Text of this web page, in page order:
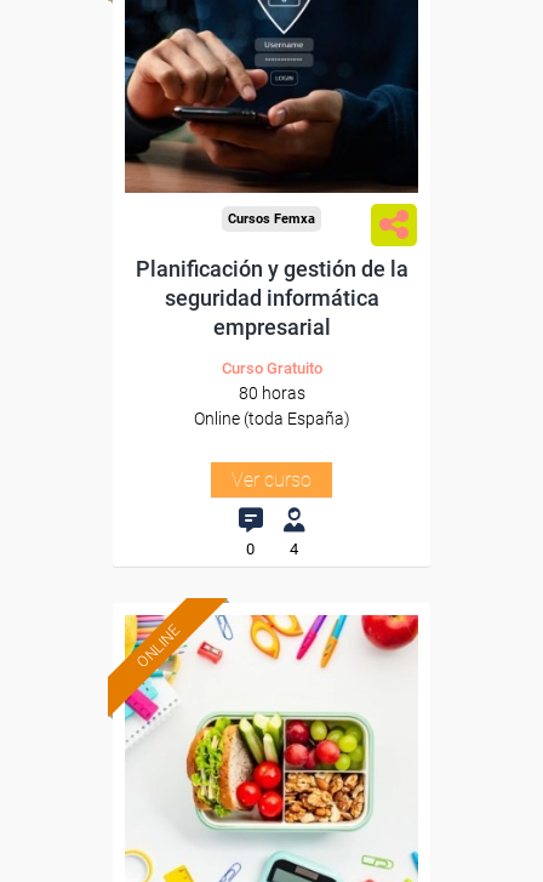
Para desempleados,
trabajadores y autónomos.
Sector
-Servicios a las Empresas.
Cursos Femxa
Planificación y gestión de la
seguridad informática
empresarial
Curso Gratuito
80 horas
Online (toda España)
Ver curso
0 4
ONLINE
Para desempleados,
trabajadores y autónomos.
Sector
-Educación.